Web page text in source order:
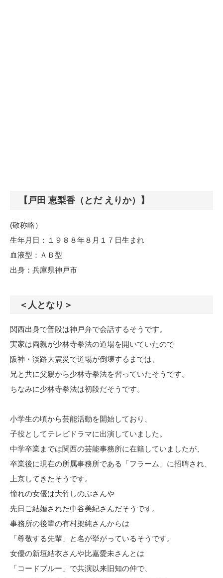
【戸田 恵梨香（とだ えりか）】
(敬称略）
生年月日：１９８８年８月１７日生まれ
血液型：ＡＢ型
出身：兵庫県神戸市
＜人となり＞
関西出身で普段は神戸弁で会話するそうです。
実家は両親が少林寺拳法の道場を開いていたので
阪神・淡路大震災で道場が倒壊するまでは、
兄と共に父親から少林寺拳法を習っていたそうです。
ちなみに少林寺拳法は初段だそうです。
小学生の頃から芸能活動を開始しており、
子役としてテレビドラマに出演していました。
中学卒業までは関西の芸能事務所に在籍していましたが、
卒業後に現在の所属事務所である「フラーム」に招聘され、
上京してきたそうです。
憧れの女優は大竹しのぶさんや
先日ご結婚された中谷美紀さんだそうです。
事務所の後輩の有村架純さんからは
「尊敬する先輩」と名が挙がっているそうです。
女優の新垣結衣さんや比嘉愛未さんとは
「コードブルー」で共演以来旧知の仲で、